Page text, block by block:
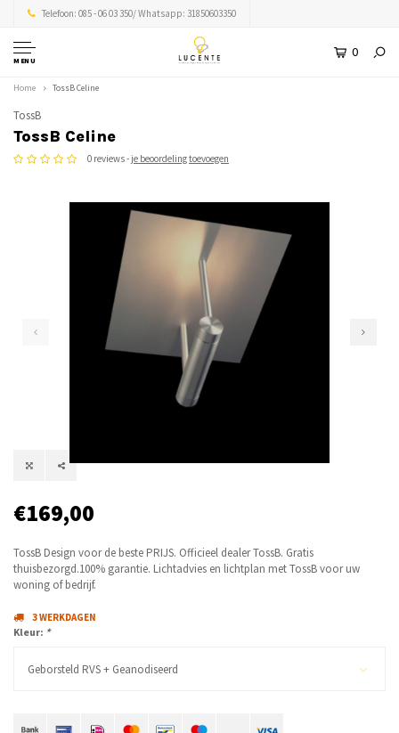
Telefoon: 085 - 06 03 350/ Whatsapp: 31850603350
MENU
0
Home TossB Celine
TossB
TossB Celine
0 reviews - je beoordeling toevoegen
€169,00
TossB Design voor de beste PRIJS. Officieel dealer TossB. Gratis
thuisbezorgd.100% garantie. Lichtadvies en lichtplan met TossB voor uw
woning of bedrijf.
3 WERKDAGEN
Kleur: *
Geborsteld RVS + Geanodiseerd